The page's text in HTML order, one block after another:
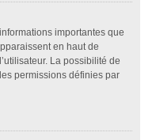
importantes que
en haut de
La possibilité de
permissions définies par